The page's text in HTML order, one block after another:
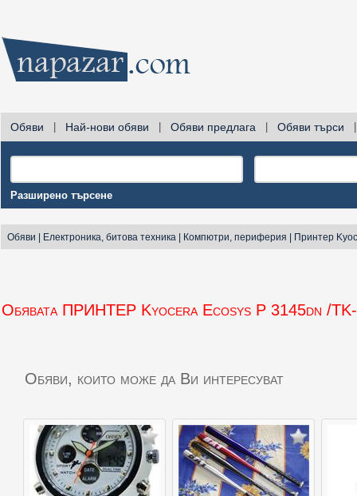
Обяви Най-нови обяви Обяви предлага Обяви търси
Разширено търсене
Обяви Електроника, битова техника Компютри, периферия Принтер
Обявата ПРИНТЕР Kyocera Ecosys P 3145dn /TK-
Обяви, които може да Ви интересуват